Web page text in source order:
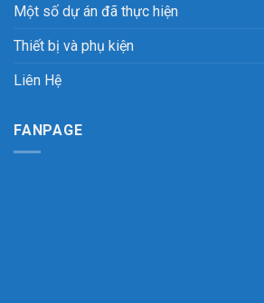
Một số dự án đã thực hiện
Thiết bị và phụ kiện
Liên Hệ
FANPAGE